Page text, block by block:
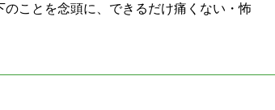
ことを念頭に、できるだけ痛くない・怖